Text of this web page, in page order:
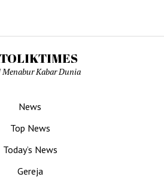
Menabur Kabar Dunia
News
Top News
Today’s News
Gereja